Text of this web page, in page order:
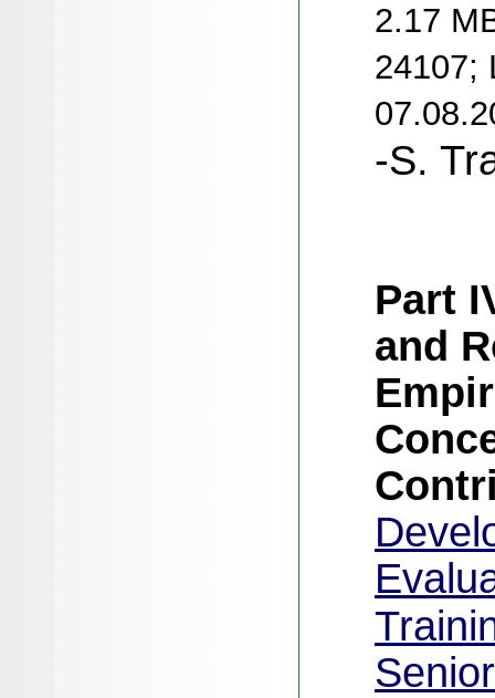
2.17
24107;
-S.
Part
and